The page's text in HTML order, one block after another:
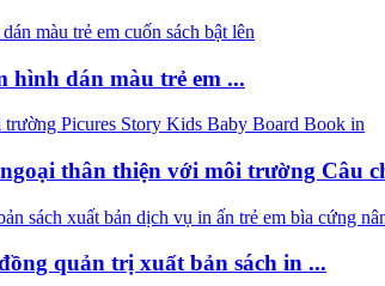
hình dán màu trẻ em ...
thân thiện với môi trường Câu
quản trị xuất bản sách in ...